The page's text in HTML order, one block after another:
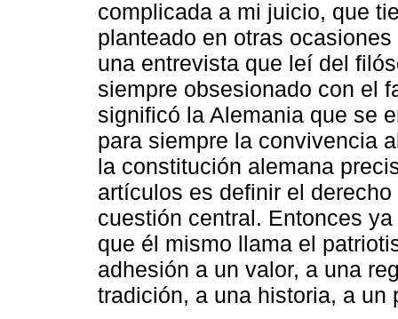
complicada a mi juicio, que
planteado en otras
una entrevista que leí del
siempre obsesionado con el
significó la Alemania que se
para siempre la convivencia
la constitución alemana
artículos es definir el
cuestión central. Entonces
que él mismo llama el
adhesión a un valor, a una
tradición, a una historia, a un